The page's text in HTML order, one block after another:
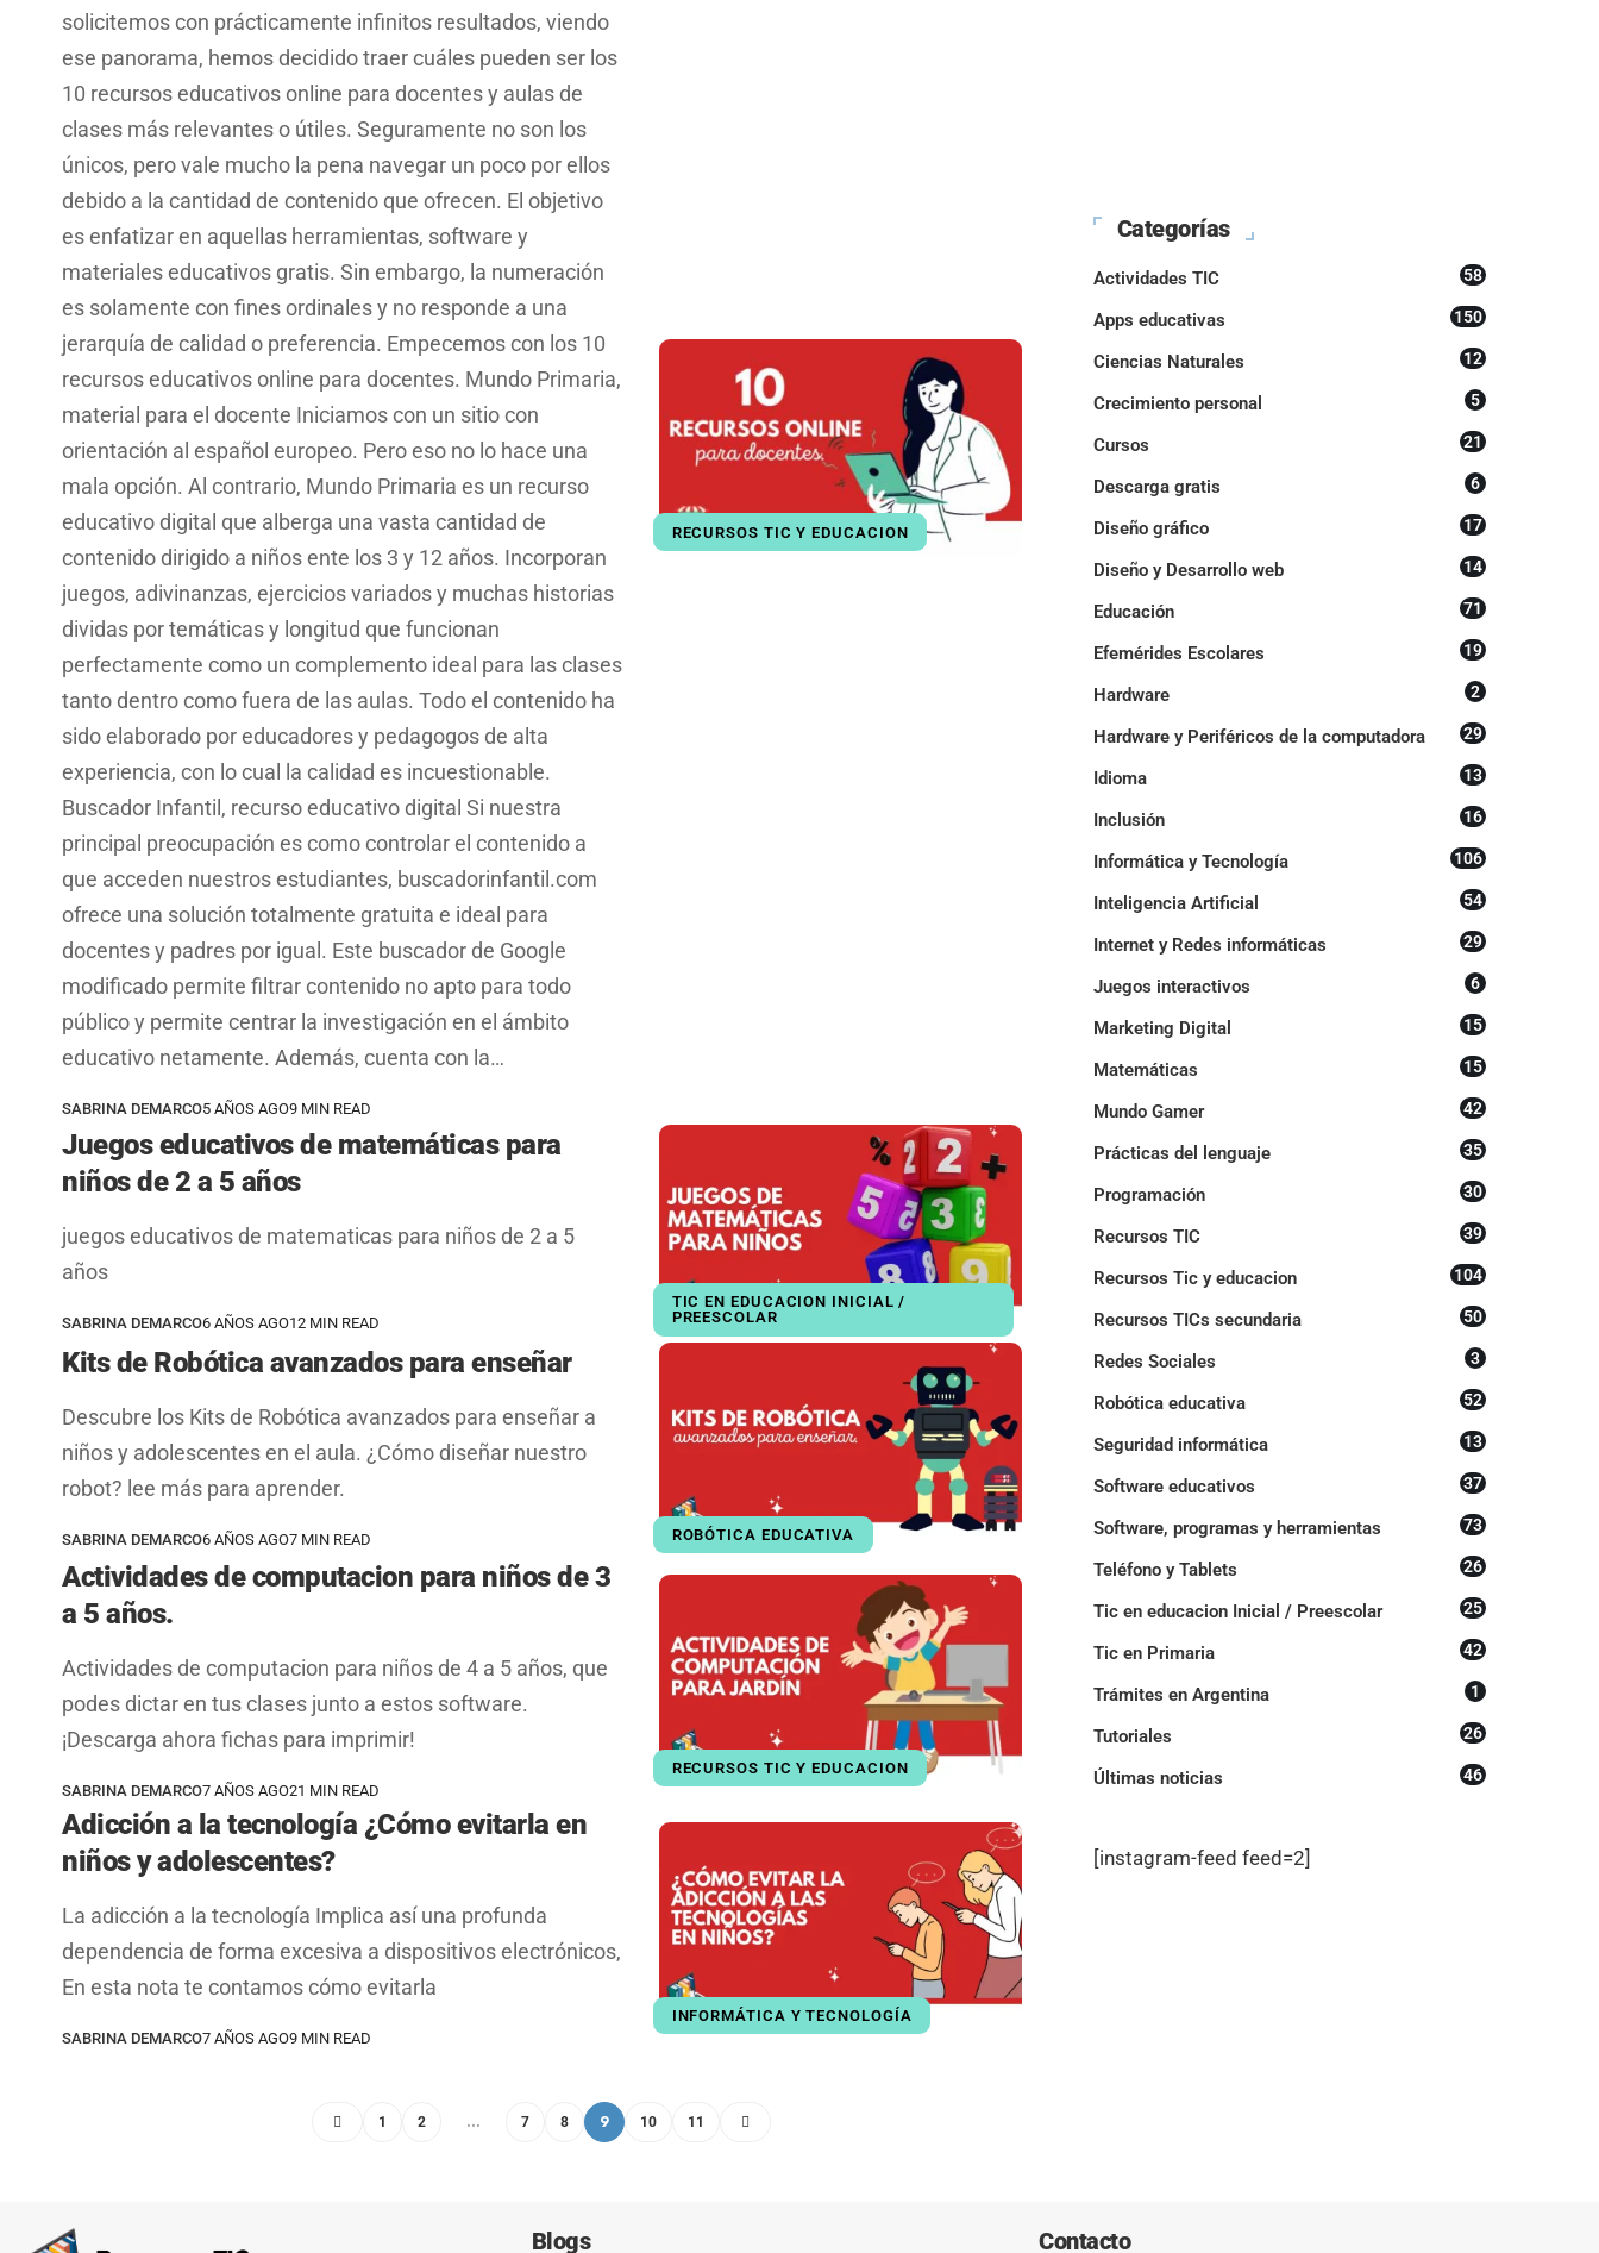
RECURSOS TIC Y EDUCACION
solicitemos con prácticamente infinitos resultados, viendo
ese panorama, hemos decidido traer cuáles pueden ser los
10 recursos educativos online para docentes y aulas de
clases más relevantes o útiles. Seguramente no son los
únicos, pero vale mucho la pena navegar un poco por ellos
debido a la cantidad de contenido que ofrecen. El objetivo
es enfatizar en aquellas herramientas, software y
materiales educativos gratis. Sin embargo, la numeración
es solamente con fines ordinales y no responde a una
jerarquía de calidad o preferencia. Empecemos con los 10
recursos educativos online para docentes. Mundo Primaria,
material para el docente Iniciamos con un sitio con
orientación al español europeo. Pero eso no lo hace una
mala opción. Al contrario, Mundo Primaria es un recurso
educativo digital que alberga una vasta cantidad de
contenido dirigido a niños ente los 3 y 12 años. Incorporan
juegos, adivinanzas, ejercicios variados y muchas historias
dividas por temáticas y longitud que funcionan
perfectamente como un complemento ideal para las clases
tanto dentro como fuera de las aulas. Todo el contenido ha
sido elaborado por educadores y pedagogos de alta
experiencia, con lo cual la calidad es incuestionable.
Buscador Infantil, recurso educativo digital Si nuestra
principal preocupación es como controlar el contenido a
que acceden nuestros estudiantes, buscadorinfantil.com
ofrece una solución totalmente gratuita e ideal para
docentes y padres por igual. Este buscador de Google
modificado permite filtrar contenido no apto para todo
público y permite centrar la investigación en el ámbito
educativo netamente. Además, cuenta con la…
SABRINA DEMARCO5 AÑOS AGO9 MIN READ
TIC EN EDUCACION INICIAL /
PREESCOLAR
Juegos educativos de matemáticas para
niños de 2 a 5 años
juegos educativos de matematicas para niños de 2 a 5
años
SABRINA DEMARCO6 AÑOS AGO12 MIN READ
ROBÓTICA EDUCATIVA
Kits de Robótica avanzados para enseñar
Descubre los Kits de Robótica avanzados para enseñar a
niños y adolescentes en el aula. ¿Cómo diseñar nuestro
robot? lee más para aprender.
SABRINA DEMARCO6 AÑOS AGO7 MIN READ
RECURSOS TIC Y EDUCACION
Actividades de computacion para niños de 3
a 5 años.
Actividades de computacion para niños de 4 a 5 años, que
podes dictar en tus clases junto a estos software.
¡Descarga ahora fichas para imprimir!
SABRINA DEMARCO7 AÑOS AGO21 MIN READ
INFORMÁTICA Y TECNOLOGÍA
Adicción a la tecnología ¿Cómo evitarla en
niños y adolescentes?
La adicción a la tecnología Implica así una profunda
dependencia de forma excesiva a dispositivos electrónicos,
En esta nota te contamos cómo evitarla
SABRINA DEMARCO7 AÑOS AGO9 MIN READ
1 2 … 7 8 9 10 11
Categorías
Actividades TIC 58
Apps educativas 150
Ciencias Naturales 12
Crecimiento personal 5
Cursos 21
Descarga gratis 6
Diseño gráfico 17
Diseño y Desarrollo web 14
Educación 71
Efemérides Escolares 19
Hardware 2
Hardware y Periféricos de la computadora 29
Idioma 13
Inclusión 16
Informática y Tecnología 106
Inteligencia Artificial 54
Internet y Redes informáticas 29
Juegos interactivos 6
Marketing Digital 15
Matemáticas 15
Mundo Gamer 42
Prácticas del lenguaje 35
Programación 30
Recursos TIC 39
Recursos Tic y educacion 104
Recursos TICs secundaria 50
Redes Sociales 3
Robótica educativa 52
Seguridad informática 13
Software educativos 37
Software, programas y herramientas 73
Teléfono y Tablets 26
Tic en educacion Inicial / Preescolar 25
Tic en Primaria 42
Trámites en Argentina 1
Tutoriales 26
Últimas noticias 46
[instagram-feed feed=2]
Blogs Contacto